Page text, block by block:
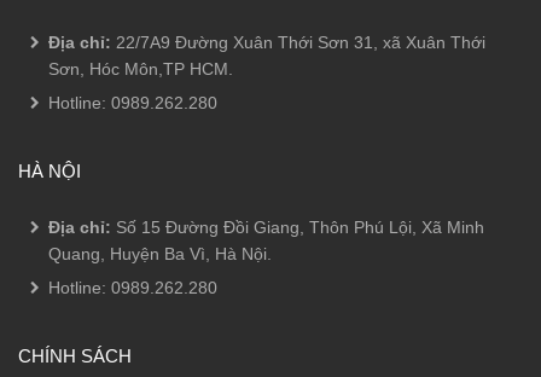
Địa chỉ: 22/7A9 Đường Xuân Thới Sơn 31, xã Xuân Thới
Sơn, Hóc Môn,TP HCM.
Hotline: 0989.262.280
HÀ NỘI
Địa chỉ: Số 15 Đường Đồi Giang, Thôn Phú Lội, Xã Minh
Quang, Huyện Ba Vì, Hà Nội.
Hotline: 0989.262.280
CHÍNH SÁCH